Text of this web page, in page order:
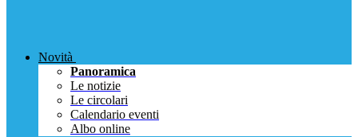
Novità
Panoramica
Le notizie
Le circolari
Calendario eventi
Albo online